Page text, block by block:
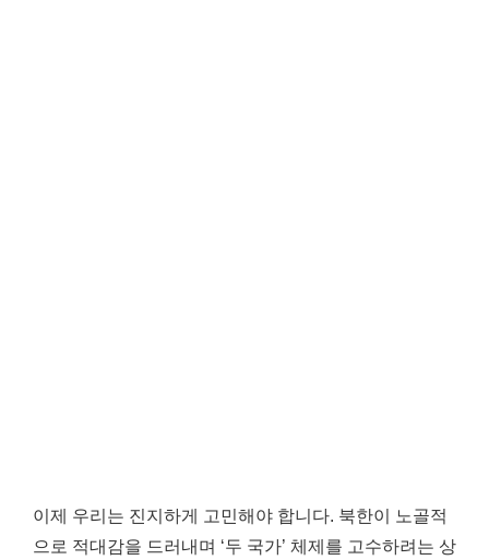
이제 우리는 진지하게 고민해야 합니다. 북한이 노골적
으로 적대감을 드러내며 ‘두 국가’ 체제를 고수하려는 상